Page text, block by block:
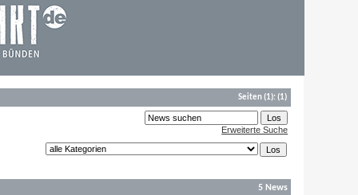
Seiten(1):(1)
Erweiterte Suche
5 News